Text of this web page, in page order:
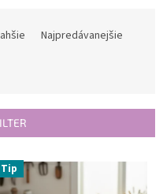
Najpredávanejšie
Tip